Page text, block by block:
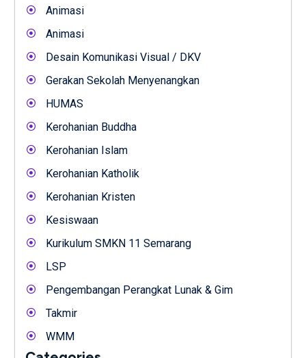
Animasi
Animasi
Desain Komunikasi Visual / DKV
Gerakan Sekolah Menyenangkan
HUMAS
Kerohanian Buddha
Kerohanian Islam
Kerohanian Katholik
Kerohanian Kristen
Kesiswaan
Kurikulum SMKN 11 Semarang
LSP
Pengembangan Perangkat Lunak & Gim
Takmir
WMM